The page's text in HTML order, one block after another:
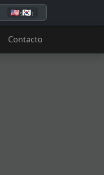
🇺🇸5🇰🇷1
Contacto